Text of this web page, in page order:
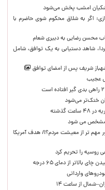
امشب پخش می‌شود
اگر به شلاق محکوم شوی حاضرم با
محسن رضایی به دبیری شعام
شاهد دستیابی به یک توافق، شامل
شریف پس از امضای توافق
خنک‌تر می‌شود
مشخص می شود
تر از معیشت مردم؟!/ هدف آمریکا
بالاتر از دمای ۶۵ درجه
وارداتی
از ساعت ۱۴